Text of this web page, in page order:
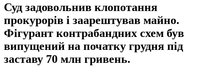
Суд задовольнив клопотання
прокурорів і заарештував майно.
Фігурант контрабандних схем був
випущений на початку грудня під
заставу 70 млн гривень.